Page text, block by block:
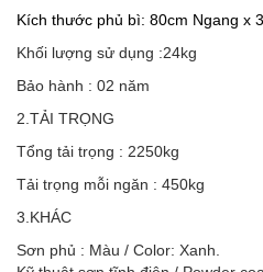
Kích thước phủ bì: 80cm Ngang x
Khối lượng sử dụng :24kg
Bảo hành : 02 năm
2.TẢI TRỌNG
Tổng tải trọng : 2250kg
Tải trọng mỗi ngăn : 450kg
3.KHÁC
Sơn phủ : Màu / Color: Xanh.